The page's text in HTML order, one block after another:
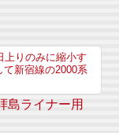
上りのみに縮小す
て新宿線の2000系
島ライナー用